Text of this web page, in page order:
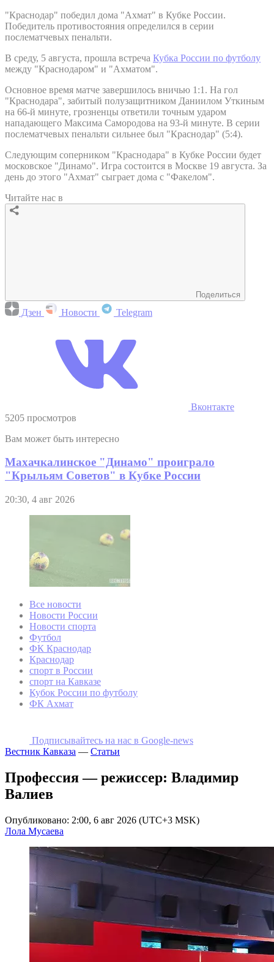
"Краснодар" победил дома "Ахмат" в Кубке России.
Победитель противостояния определился в серии
послематчевых пенальти.
В среду, 5 августа, прошла встреча Кубка России по футболу
между "Краснодаром" и "Ахматом".
Основное время матче завершилось вничью 1:1. На гол
"Краснодара", забитый полузащитником Даниилом Уткиным
на 66-й минуте, грозненцы ответили точным ударом
нападающего Максима Самородова на 93-й минуте. В серии
послематчевых пенальти сильнее был "Краснодар" (5:4).
Следующим соперником "Краснодара" в Кубке России будет
московское "Динамо". Игра состоится в Москве 19 августа. За
день до этого "Ахмат" сыграет дома с "Факелом".
Читайте нас в
Поделиться
Дзен Новости Telegram
Вконтакте
5205 просмотров
Вам может быть интересно
Махачкалинское "Динамо" проиграло
"Крыльям Советов" в Кубке России
20:30, 4 авг 2026
Все новости
Новости России
Новости спорта
Футбол
ФК Краснодар
Краснодар
спорт в России
спорт на Кавказе
Кубок России по футболу
ФК Ахмат
Подписывайтесь на наc в Google-news
Вестник Кавказа — Статьи
Профессия — режиссер: Владимир
Валиев
Опубликовано: 2:00, 6 авг 2026 (UTC+3 MSK)
Лола Мусаева